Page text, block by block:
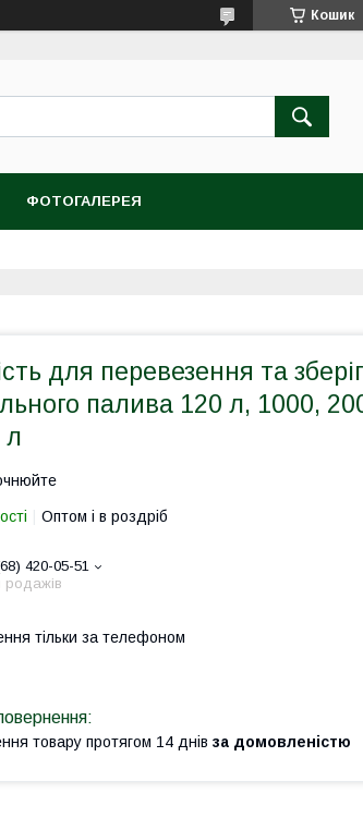
Кошик
ФОТОГАЛЕРЕЯ
для перевезення та
палива 120 л, 1000,
л
Оптом і в роздріб
420-05-51
родажів
тільки за телефоном
товару протягом 14 днів за домовленістю